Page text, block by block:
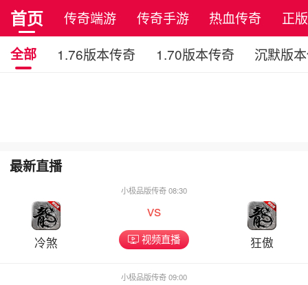
首页 传奇端游 传奇手游 热血传奇
正
全部
1.76版本传奇 1.70版本传奇 沉默版
最新直播
冷煞
小极品版传奇 08:30
vs
视频直播 狂傲
小极品版传奇 09:00